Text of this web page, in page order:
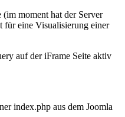
moment hat der Server
für eine Visualisierung einer
auf der iFrame Seite aktiv
index.php aus dem Joomla